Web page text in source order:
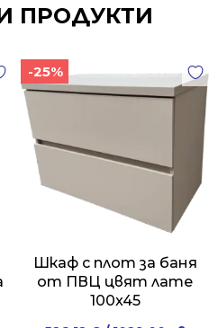
ПРОДУКТИ
-25%
Шкаф с плот за баня
от ПВЦ цвят лате
100x45